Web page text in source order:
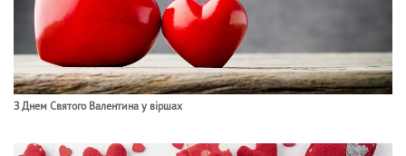
З Днем Святого Валентина у віршах